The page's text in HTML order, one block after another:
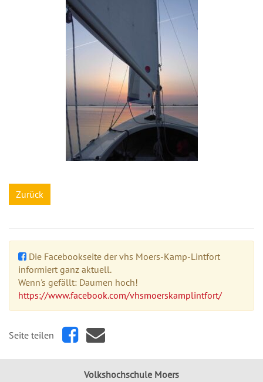
Zurück
Die Facebookseite der vhs Moers-Kamp-Lintfort
informiert ganz aktuell.
Wenn's gefällt: Daumen hoch!
https://www.facebook.com/vhsmoerskamplintfort/
Seite teilen
Volkshochschule Moers